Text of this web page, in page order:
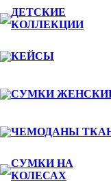
ДЕТСКИЕ
КОЛЛЕКЦИИ
КЕЙСЫ
СУМКИ
ЧЕМОДАНЫ
СУМКИ НА
КОЛЕСАХ